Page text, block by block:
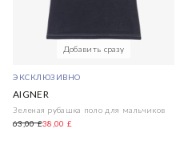
Добавить сразу
ЭКСКЛЮЗИВНО
AIGNER
Зеленая рубашка поло для мальчиков
63,00 £38,00 £